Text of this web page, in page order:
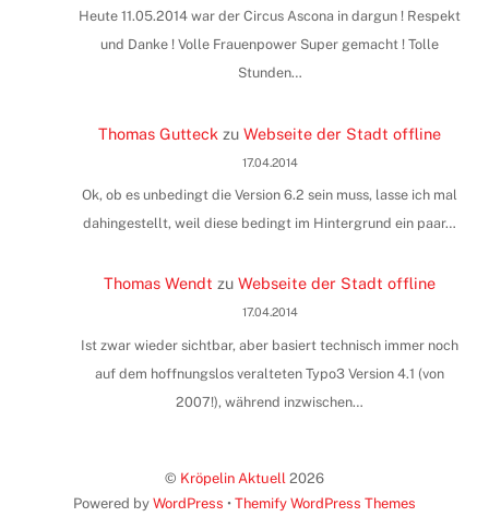
Heute 11.05.2014 war der Circus Ascona in dargun ! Respekt
und Danke ! Volle Frauenpower Super gemacht ! Tolle
Stunden…
Thomas Gutteck zuWebseite der Stadt offline
17.04.2014
Ok, ob es unbedingt die Version 6.2 sein muss, lasse ich mal
dahingestellt, weil diese bedingt im Hintergrund ein paar…
Thomas Wendt zuWebseite der Stadt offline
17.04.2014
Ist zwar wieder sichtbar, aber basiert technisch immer noch
auf dem hoffnungslos veralteten Typo3 Version 4.1 (von
2007!), während inzwischen…
© Kröpelin Aktuell 2026
Powered by WordPress • Themify WordPress Themes